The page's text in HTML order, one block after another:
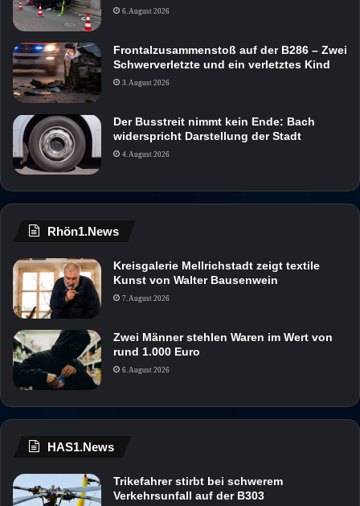
6. August 2026
Frontalzusammenstoß auf der B286 – Zwei
Schwerverletzte und ein verletztes Kind
3. August 2026
Der Busstreit nimmt kein Ende: Bach
widerspricht Darstellung der Stadt
4. August 2026
Rhön1.News
Kreisgalerie Mellrichstadt zeigt textile
Kunst von Walter Bausenwein
7. August 2026
Zwei Männer stehlen Waren im Wert von
rund 1.000 Euro
6. August 2026
HAS1.News
Trikefahrer stirbt bei schwerem
Verkehrsunfall auf der B303